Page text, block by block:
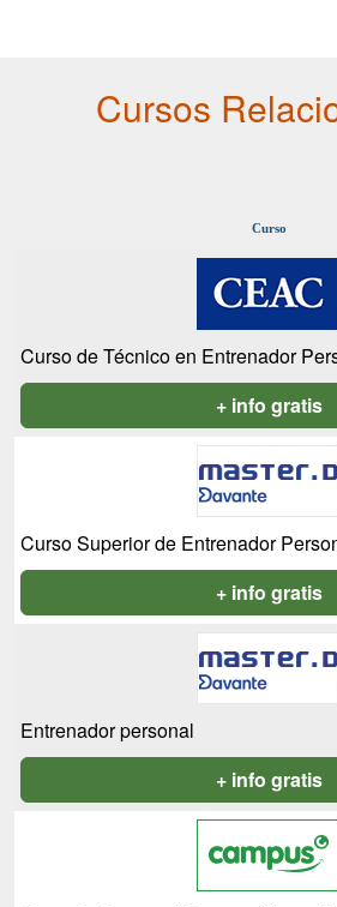
Cursos
Curso
Curso de Técnico en Entrenador
+ info gratis
Curso Superior de Entrenador
+ info gratis
Entrenador personal
+ info gratis